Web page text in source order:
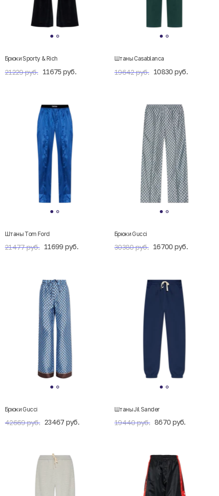
Брюки Sporty & Rich
21229 руб. 11675 руб.
Штаны Casablanca
19642 руб. 10830 руб.
Штаны Tom Ford
21477 руб. 11699 руб.
Брюки Gucci
30380 руб. 16700 руб.
Брюки Gucci
42669 руб. 23467 руб.
Штаны Jil Sander
19440 руб. 8670 руб.